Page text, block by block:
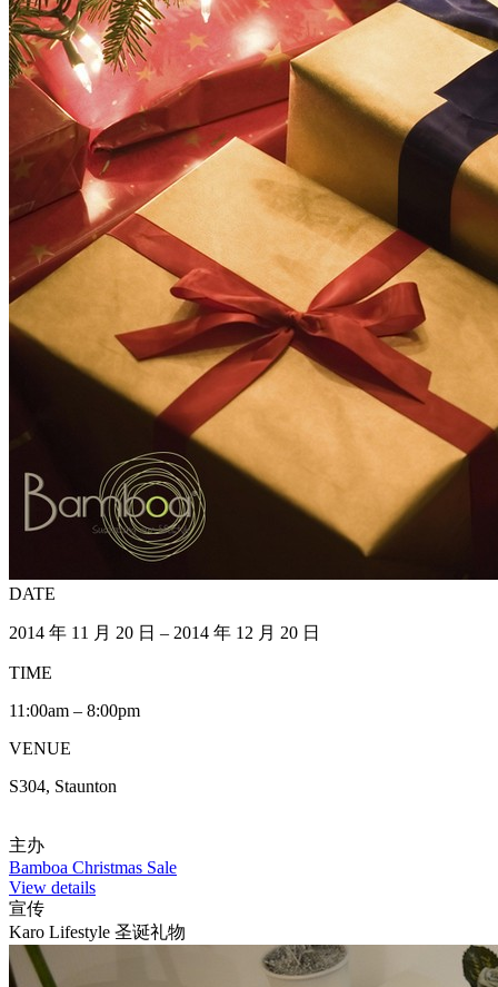
DATE
2014 年 11 月 20 日 – 2014 年 12 月 20 日
TIME
11:00am – 8:00pm
VENUE
S304, Staunton
主办
Bamboa Christmas Sale
View details
宣传
Karo Lifestyle 圣诞礼物